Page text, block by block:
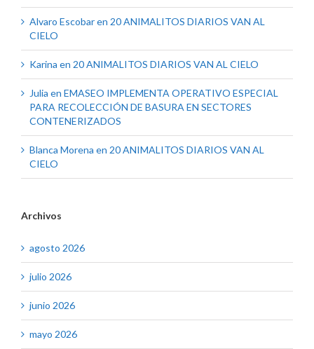
Alvaro Escobaren 20 ANIMALITOS DIARIOS VAN AL
CIELO
Karina en 20 ANIMALITOS DIARIOS VAN AL CIELO
Julia en EMASEO IMPLEMENTA OPERATIVO ESPECIAL
PARA RECOLECCIÓN DE BASURA EN SECTORES
CONTENERIZADOS
Blanca Morena en 20 ANIMALITOS DIARIOS VAN AL
CIELO
Archivos
agosto 2026
julio 2026
junio 2026
mayo 2026